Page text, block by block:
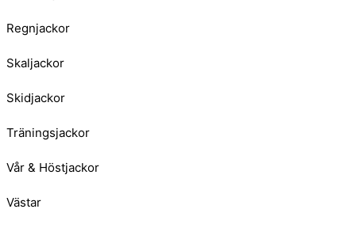
Regnjackor
Skaljackor
Skidjackor
Träningsjackor
Vår & Höstjackor
Västar